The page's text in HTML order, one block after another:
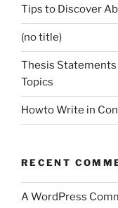
Tips to Discover
(no title)
Thesis Statements
Topics
Howto Write in
RECENT
A WordPress